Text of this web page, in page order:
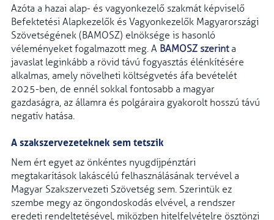
Azóta a hazai alap- és vagyonkezelő szakmát képviselő
Befektetési Alapkezelők és Vagyonkezelők Magyarországi
Szövetségének (BAMOSZ) elnöksége is hasonló
véleményeket fogalmazott meg. A BAMOSZ szerinta
javaslat leginkább a rövid távú fogyasztás élénkítésére
alkalmas, amely növelheti költségvetés áfa bevételét
2025-ben, de ennél sokkal fontosabb a magyar
gazdaságra, az államra és polgáraira gyakorolt hosszú távú
negatív hatása.
A szakszervezeteknek sem tetszik
Nem ért egyet az önkéntes nyugdíjpénztári
megtakarítások lakáscélú felhasználásának tervével a
Magyar Szakszervezeti Szövetség sem. Szerintük ez
szembe megy az öngondoskodás elvével, a rendszer
eredeti rendeltetésével, miközben hitelfelvételre ösztönzi